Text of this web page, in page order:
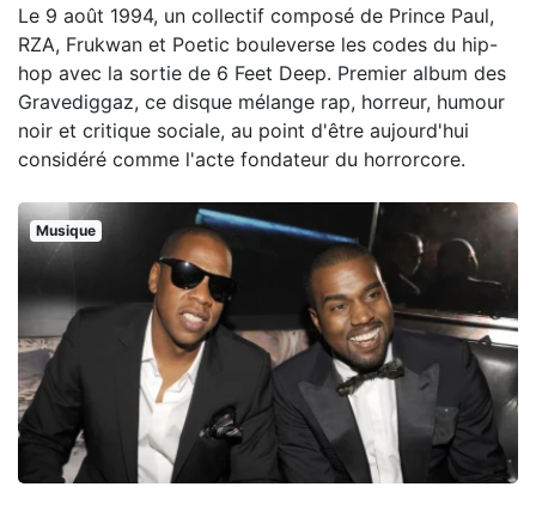
Le 9 août 1994, un collectif composé de Prince Paul,
RZA, Frukwan et Poetic bouleverse les codes du hip-
hop avec la sortie de 6 Feet Deep. Premier album des
Gravediggaz, ce disque mélange rap, horreur, humour
noir et critique sociale, au point d'être aujourd'hui
considéré comme l'acte fondateur du horrorcore.
Musique